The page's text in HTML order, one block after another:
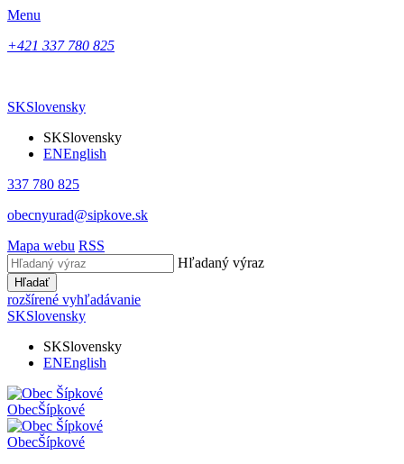
Menu
+421 337 780 825
SKSlovensky
SKSlovensky
ENEnglish
337 780 825
obecnyurad@sipkove.sk
Mapa webu RSS
Hľadaný výraz
Hľadať
rozšírené vyhľadávanie
SKSlovensky
SKSlovensky
ENEnglish
ObecŠípkové
ObecŠípkové